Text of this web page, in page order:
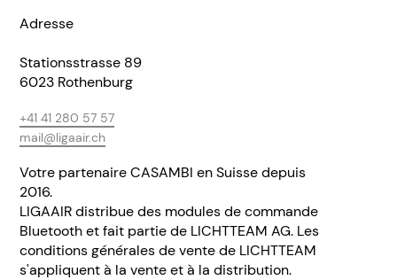
Adresse
Stationsstrasse 89
6023 Rothenburg
+41 41 280 57 57
mail@ligaair.ch
Votre partenaire CASAMBI en Suisse depuis
2016.
LIGAAIR distribue des modules de commande
Bluetooth et fait partie de LICHTTEAM AG. Les
conditions générales de vente de LICHTTEAM
s'appliquent à la vente et à la distribution.